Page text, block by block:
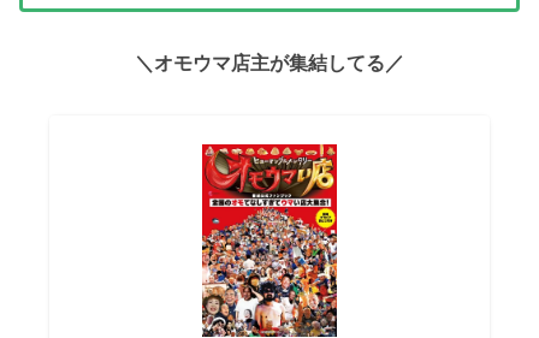
＼オモウマ店主が集結してる／